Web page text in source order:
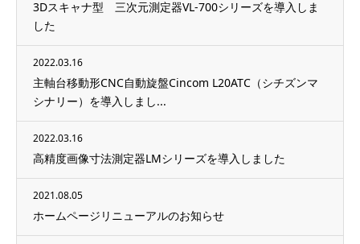
3Dスキャナ型 三次元測定器VL-700シリーズを導入しま
した
2022.03.16
主軸台移動形CNC自動旋盤Cincom L20ATC（シチズンマ
シナリー）を導入しまし...
2022.03.16
高精度画像寸法測定器LMシリーズを導入しました
2021.08.05
ホームページリニューアルのお知らせ